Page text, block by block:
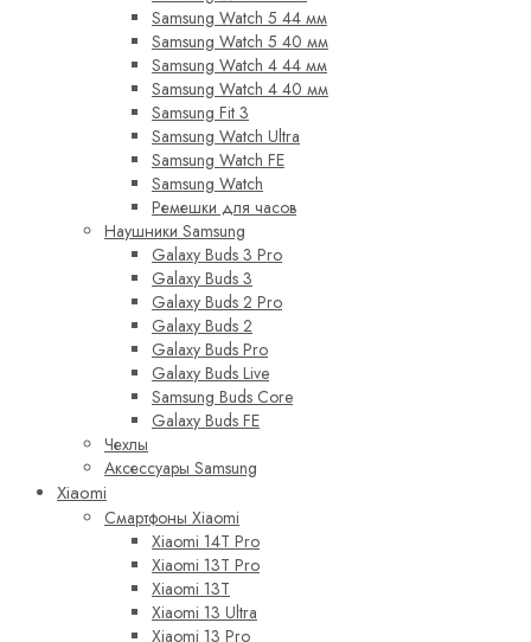
Samsung Watch 5 44 мм
Samsung Watch 5 40 мм
Samsung Watch 4 44 мм
Samsung Watch 4 40 мм
Samsung Fit 3
Samsung Watch Ultra
Samsung Watch FE
Samsung Watch
Ремешки для часов
Наушники Samsung
Galaxy Buds 3 Pro
Galaxy Buds 3
Galaxy Buds 2 Pro
Galaxy Buds 2
Galaxy Buds Pro
Galaxy Buds Live
Samsung Buds Core
Galaxy Buds FE
Чехлы
Аксессуары Samsung
Xiaomi
Смартфоны Xiaomi
Xiaomi 14T Pro
Xiaomi 13T Pro
Xiaomi 13T
Xiaomi 13 Ultra
Xiaomi 13 Pro